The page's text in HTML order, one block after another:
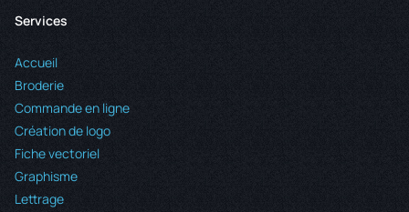
Services
Accueil
Broderie
Commande en ligne
Création de logo
Fiche vectoriel
Graphisme
Lettrage